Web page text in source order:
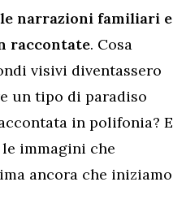
narrazioni familiari e
raccontate. Cosa
visivi diventassero
un tipo di paradiso
in polifonia? E
immagini che
ancora che iniziamo